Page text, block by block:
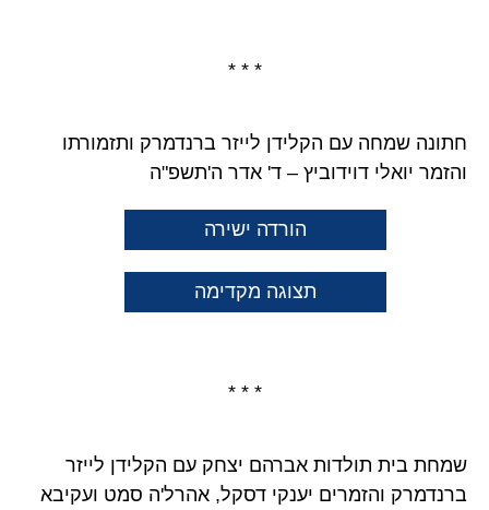
* * *
חתונה שמחה עם הקלידן לייזר ברנדמרק ותזמורתו
והזמר יואלי דוידוביץ – ד' אדר ה'תשפ"ה
הורדה ישירה
תצוגה מקדימה
* * *
שמחת בית תולדות אברהם יצחק עם הקלידן לייזר
ברנדמרק והזמרים יענקי דסקל, אהרל'ה סמט ועקיבא